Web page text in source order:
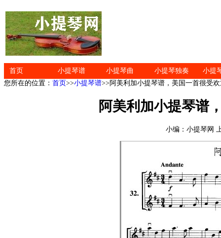
首页 小提琴谱 小提琴曲 小提琴独奏
小提
您所在的位置： 首页>>小提琴谱>>阿美利加小提琴谱，美国一首很受
阿美利加小提琴谱
小编：小提琴网